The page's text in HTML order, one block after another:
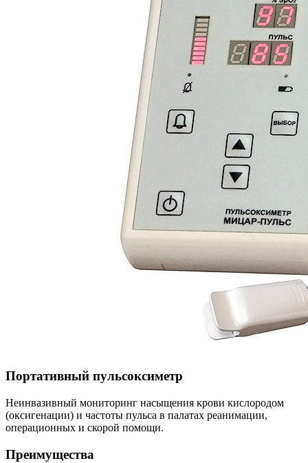
Портативный пульсоксиметр
Неинвазивный мониторинг насыщения крови кислородом
(оксигенации) и частоты пульса в палатах реанимации,
операционных и скорой помощи.
Преимущества